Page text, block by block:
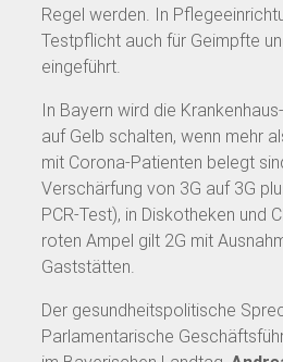
Regel werden. In
Testpflicht auch für Geimpfte
eingeführt.
In Bayern wird die
auf Gelb schalten, wenn mehr
mit Corona-Patienten belegt
Verschärfung von 3G auf 3G
PCR-Test), in Diskotheken und
roten Ampel gilt 2G mit
Gaststätten.
Der gesundheitspolitische
Parlamentarische